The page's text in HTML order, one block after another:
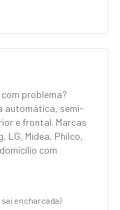
problema?
automática, semi-
e frontal. Marcas
LG, Midea, Philco,
com
encharcada)